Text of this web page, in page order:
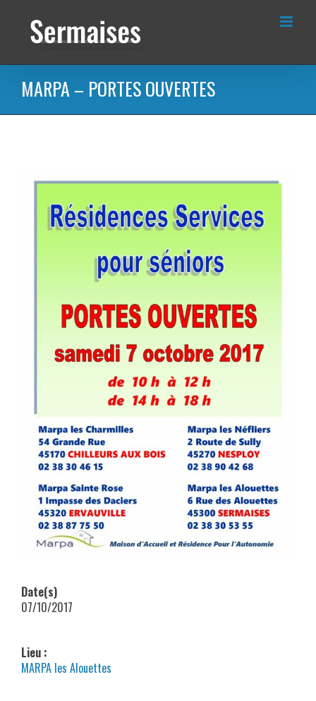
contenu
MARPA – PORTES OUVERTES
Date(s)
07/10/2017
Lieu :
MARPA les Alouettes